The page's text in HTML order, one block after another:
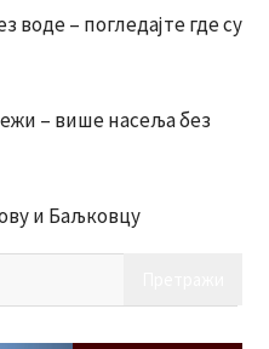
воде – погледајте где су
– више насеља без
и Баљковцу